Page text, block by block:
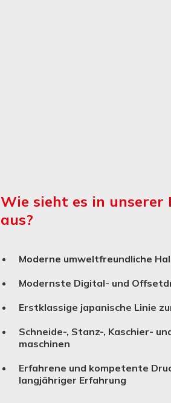
Wie sieht es in unserer
aus?
Moderne umweltfreundliche
Modernste Digital- und
Erstklassige japanische Linie
Schneide-, Stanz-, Kaschier-
ma­schinen
Erfahrene und kompetente
langjähriger Erfahrung